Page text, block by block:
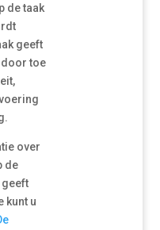
de taak
geeft
door toe
over
de
geeft
kunt u